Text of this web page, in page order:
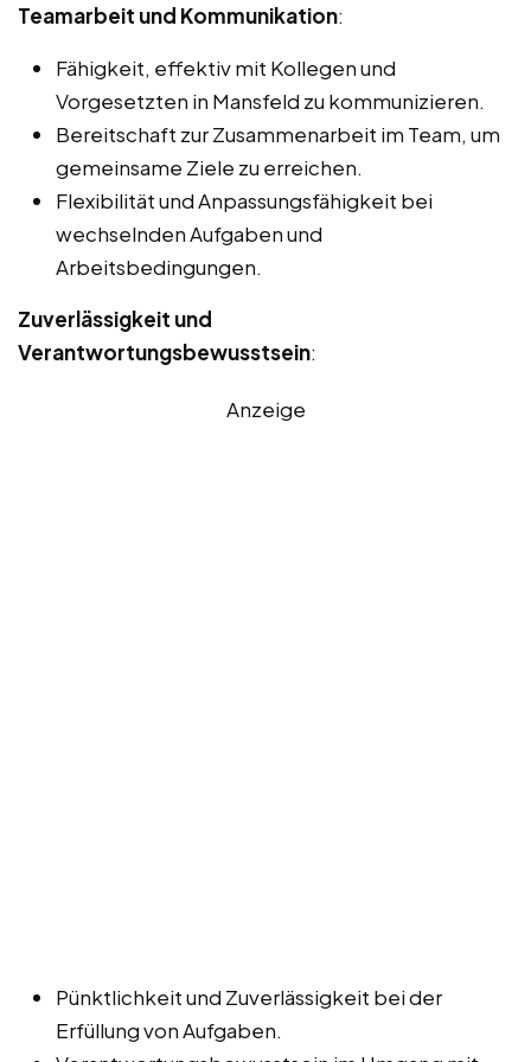
Teamarbeit und Kommunikation:
Fähigkeit, effektiv mit Kollegen und
Vorgesetzten in Mansfeld zu kommunizieren.
Bereitschaft zur Zusammenarbeit im Team, um
gemeinsame Ziele zu erreichen.
Flexibilität und Anpassungsfähigkeit bei
wechselnden Aufgaben und
Arbeitsbedingungen.
Zuverlässigkeit und
Verantwortungsbewusstsein:
Anzeige
Pünktlichkeit und Zuverlässigkeit bei der
Erfüllung von Aufgaben.